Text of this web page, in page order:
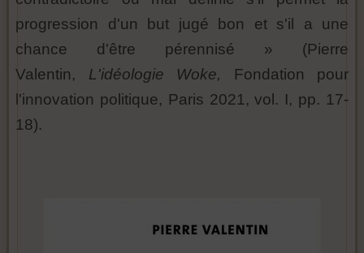
progression d'un but jugé bon et s'il a une
chance d'être pérennisé » (Pierre
Valentin, L'idéologie Woke, Fondation pour
l'innovation politique, Paris 2021, vol. I, pp. 17-
18).